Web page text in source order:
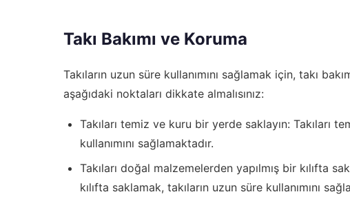
Takı Bakımı ve Koruma
Takıların uzun süre kullanımını sağlamak için, takı
aşağıdaki noktaları dikkate almalısınız:
Takıları temiz ve kuru bir yerde saklayın: Takıları
kullanımını sağlamaktadır.
Takıları doğal malzemelerden yapılmış bir kılıfta
kılıfta saklamak, takıların uzun süre kullanımını